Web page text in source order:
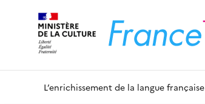
L’enrichissement de la langue française